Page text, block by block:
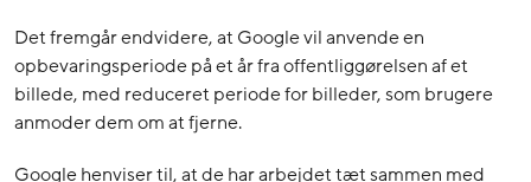
Det fremgår endvidere, at Google vil anvende en
opbevaringsperiode på et år fra offentliggørelsen af et
billede, med reduceret periode for billeder, som brugere
anmoder dem om at fjerne.
Google henviser til, at de har arbejdet tæt sammen med